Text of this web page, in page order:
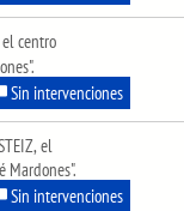
el centro
Sin intervenciones
el
Mardones".
Sin intervenciones